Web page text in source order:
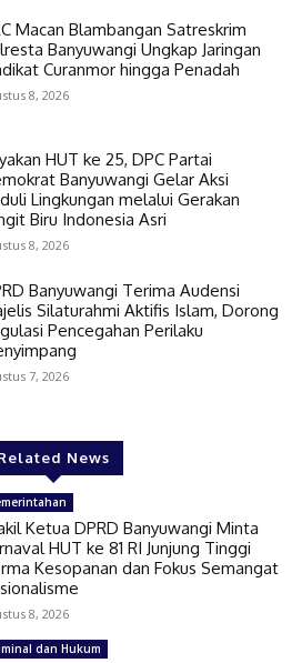
Macan Blambangan Satreskrim
Banyuwangi Ungkap Jaringan
Curanmor hingga Penadah
8, 2026
HUT ke 25, DPC Partai
Banyuwangi Gelar Aksi
Lingkungan melalui Gerakan
Biru Indonesia Asri
8, 2026
Banyuwangi Terima Audensi
Silaturahmi Aktifis Islam, Dorong
Pencegahan Perilaku
7, 2026
News
Ketua DPRD Banyuwangi Minta
HUT ke 81 RI Junjung Tinggi
Kesopanan dan Fokus Semangat
8, 2026
dan Hukum